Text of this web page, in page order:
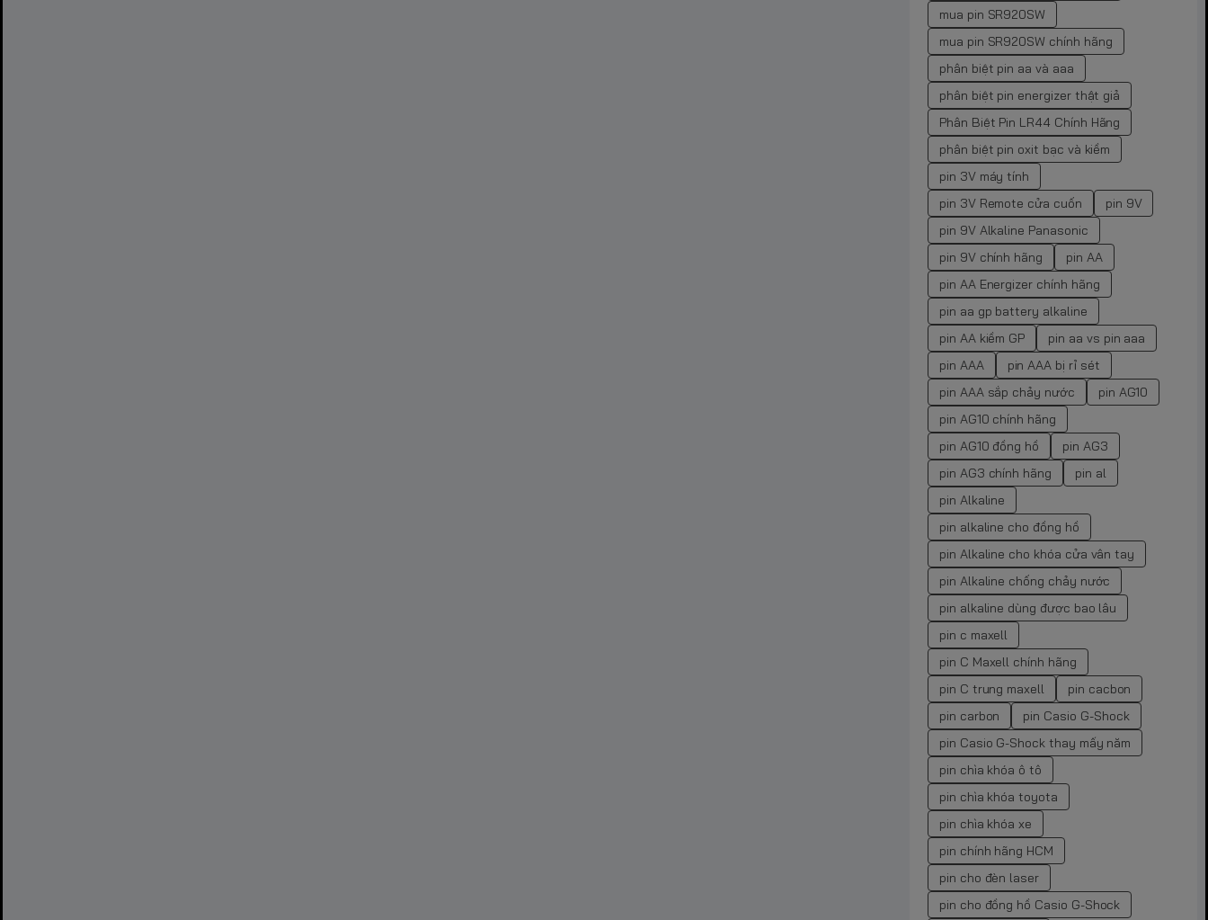
mua pin SR920SW
mua pin SR920SW chính hãng
phân biệt pin aa và aaa
phân biệt pin energizer thật giả
Phân Biệt Pin LR44 Chính Hãng
phân biệt pin oxit bạc và kiềm
pin 3V máy tính
pin 3V Remote cửa cuốn
pin 9V
pin 9V Alkaline Panasonic
pin 9V chính hãng
pin AA
pin AA Energizer chính hãng
pin aa gp battery alkaline
pin AA kiềm GP
pin aa vs pin aaa
pin AAA
pin AAA bị rỉ sét
pin AAA sắp chảy nước
pin AG10
pin AG10 chính hãng
pin AG10 đồng hồ
pin AG3
pin AG3 chính hãng
pin al
pin Alkaline
pin alkaline cho đồng hồ
pin Alkaline cho khóa cửa vân tay
pin Alkaline chống chảy nước
pin alkaline dùng được bao lâu
pin c maxell
pin C Maxell chính hãng
pin C trung maxell
pin cacbon
pin carbon
pin Casio G-Shock
pin Casio G-Shock thay mấy năm
pin chìa khóa ô tô
pin chìa khóa toyota
pin chìa khóa xe
pin chính hãng HCM
pin cho đèn laser
pin cho đồng hồ Casio G-Shock